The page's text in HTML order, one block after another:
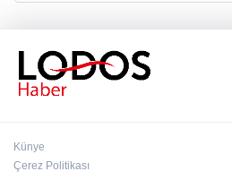
Künye
Çerez Politikası